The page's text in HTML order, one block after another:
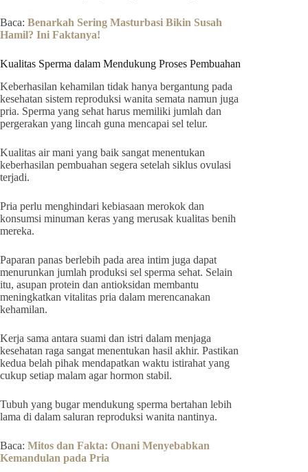
Baca: Benarkah Sering Masturbasi Bikin Susah
Hamil? Ini Faktanya!
Kualitas Sperma dalam Mendukung Proses Pembuahan
Keberhasilan kehamilan tidak hanya bergantung pada
kesehatan sistem reproduksi wanita semata namun juga
pria. Sperma yang sehat harus memiliki jumlah dan
pergerakan yang lincah guna mencapai sel telur.
Kualitas air mani yang baik sangat menentukan
keberhasilan pembuahan segera setelah siklus ovulasi
terjadi.
Pria perlu menghindari kebiasaan merokok dan
konsumsi minuman keras yang merusak kualitas benih
mereka.
Paparan panas berlebih pada area intim juga dapat
menurunkan jumlah produksi sel sperma sehat. Selain
itu, asupan protein dan antioksidan membantu
meningkatkan vitalitas pria dalam merencanakan
kehamilan.
Kerja sama antara suami dan istri dalam menjaga
kesehatan raga sangat menentukan hasil akhir. Pastikan
kedua belah pihak mendapatkan waktu istirahat yang
cukup setiap malam agar hormon stabil.
Tubuh yang bugar mendukung sperma bertahan lebih
lama di dalam saluran reproduksi wanita nantinya.
Baca: Mitos dan Fakta: Onani Menyebabkan
Kemandulan pada Pria